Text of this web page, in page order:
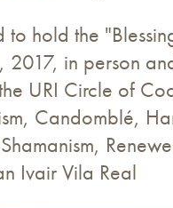
to hold the
in person
URI Circle of
Candomblé,
Ivair Vila Real